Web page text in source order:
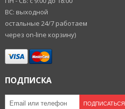
ВС: выходной
остальные 24/7 работаем
через on-line корзину)
ПОДПИСКА
ПОДПИСАТЬСЯ